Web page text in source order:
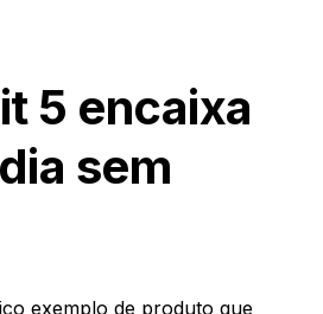
5 encaixa
sem
exemplo de produto que